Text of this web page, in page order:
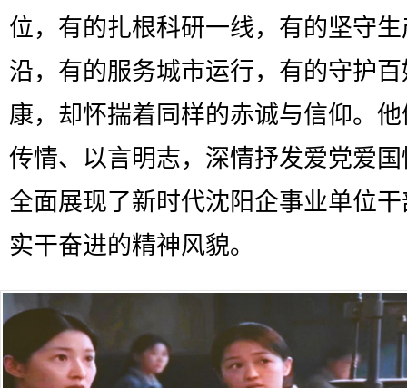
位，有的扎根科研一线，有的坚守
沿，有的服务城市运行，有的守护
康，却怀揣着同样的赤诚与信仰。
传情、以言明志，深情抒发爱党爱
全面展现了新时代沈阳企事业单位
实干奋进的精神风貌。